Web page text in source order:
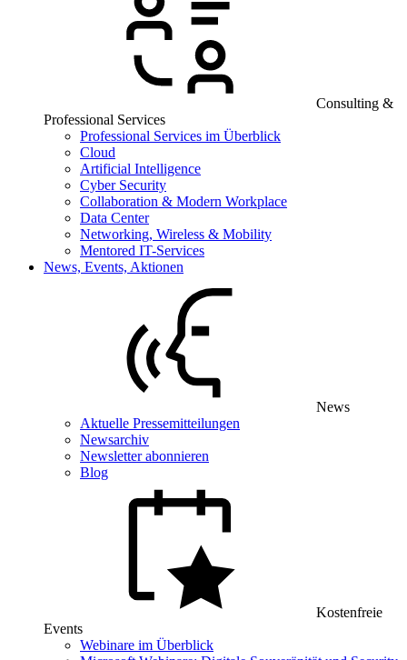
Consulting &
Professional Services
Professional Services im Überblick
Cloud
Artificial Intelligence
Cyber Security
Collaboration & Modern Workplace
Data Center
Networking, Wireless & Mobility
Mentored IT-Services
News, Events, Aktionen
News
Aktuelle Pressemitteilungen
Newsarchiv
Newsletter abonnieren
Blog
Kostenfreie
Events
Webinare im Überblick